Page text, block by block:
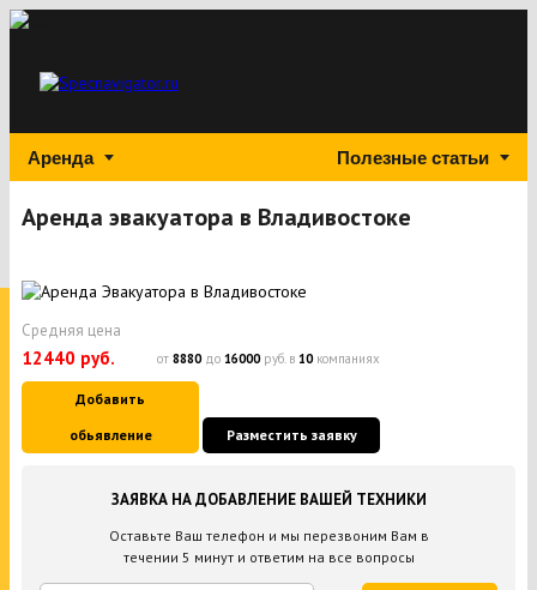
Аренда Полезные статьи
Аренда эвакуатора в Владивостоке
Средняя цена
12440 руб. от 8880до 16000руб. в 10компаниях
Добавить
обьявление
Разместить заявку
ЗАЯВКА НА ДОБАВЛЕНИЕ ВАШЕЙ ТЕХНИКИ
Оставьте Ваш телефон и мы перезвоним Вам в
течении 5 минут и ответим на все вопросы